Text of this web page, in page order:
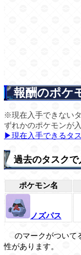
報酬のポケ
※現在入手できない
ずれかのポケモンが
▶現在入手できるタ
過去のタスク
ポケモン名
ノズパス
のマークがついて
性があります。